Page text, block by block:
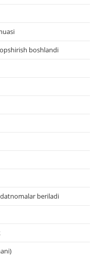
boshlandi
beriladi